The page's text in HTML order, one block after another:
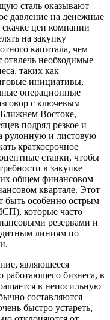
сталь оказывают
давление на денежные
цен компании
на закупку
капитала, чем
необходимые
таких как
инициативы,
операционные
с ключевым
Востоке,
подряд резкое и
рулонную и листовую
краткосрочное
ставки, чтобы
в закупке
их общем финансовом
квартале. Этот
быть особенно острым
которые часто
резервами и
линиям по
являющееся
бизнеса, в
в непосильную
составляются
быстро устареть,